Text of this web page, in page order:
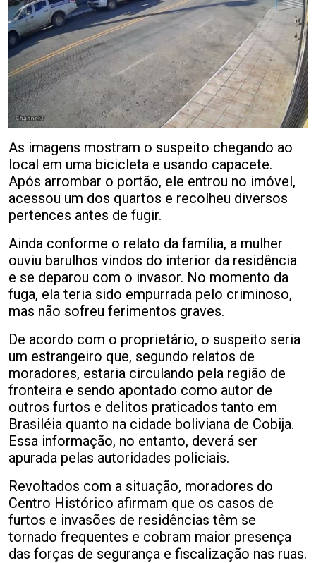
As imagens mostram o suspeito chegando ao
local em uma bicicleta e usando capacete.
Após arrombar o portão, ele entrou no imóvel,
acessou um dos quartos e recolheu diversos
pertences antes de fugir.
Ainda conforme o relato da família, a mulher
ouviu barulhos vindos do interior da residência
e se deparou com o invasor. No momento da
fuga, ela teria sido empurrada pelo criminoso,
mas não sofreu ferimentos graves.
De acordo com o proprietário, o suspeito seria
um estrangeiro que, segundo relatos de
moradores, estaria circulando pela região de
fronteira e sendo apontado como autor de
outros furtos e delitos praticados tanto em
Brasiléia quanto na cidade boliviana de Cobija.
Essa informação, no entanto, deverá ser
apurada pelas autoridades policiais.
Revoltados com a situação, moradores do
Centro Histórico afirmam que os casos de
furtos e invasões de residências têm se
tornado frequentes e cobram maior presença
das forças de segurança e fiscalização nas ruas.